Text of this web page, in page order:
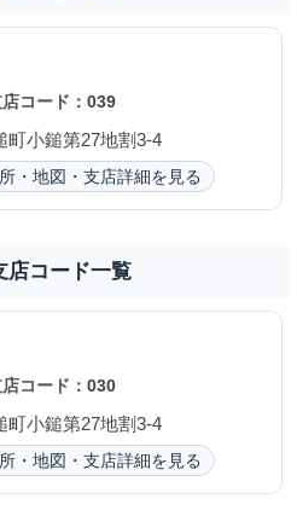
コード：039
町小鎚第27地割3-4
・地図・支店詳細を見る
店コード一覧
コード：030
町小鎚第27地割3-4
・地図・支店詳細を見る